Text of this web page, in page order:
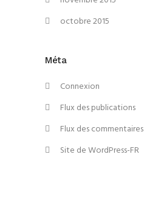
octobre 2015
Méta
Connexion
Flux des publications
Flux des commentaires
Site de WordPress-FR